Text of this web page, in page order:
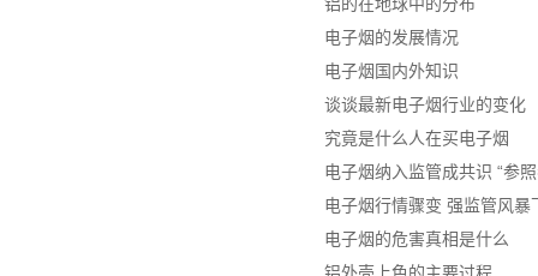
电子烟的发展情况
电子烟国内外知识
谈谈最新电子烟行业的变化
究竟是什么人在买电子烟
电子烟纳入监管成共识 “参
电子烟行情骤变 强监管风
电子烟的危害真相是什么